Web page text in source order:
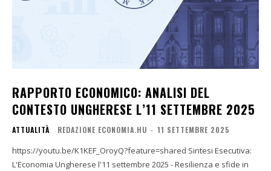
RAPPORTO ECONOMICO: ANALISI DEL
CONTESTO UNGHERESE L’11 SETTEMBRE 2025
ATTUALITÀ REDAZIONE ECONOMIA.HU - 11 SETTEMBRE 2025
https://youtu.be/K1KEF_OroyQ?feature=shared Sintesi Esecutiva:
L'Economia Ungherese l'11 settembre 2025 - Resilienza e sfide in